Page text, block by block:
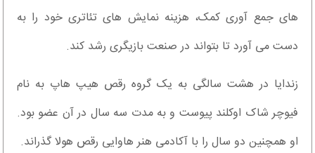
های جمع آوری کمک، هزینه نمایش های تئاتری خود را به
دست می آورد تا بتواند در صنعت بازیگری رشد کند.
زندایا در هشت سالگی به یک گروه رقص هیپ هاپ به نام
فیوچر شاک اوکلند پیوست و به مدت سه سال در آن عضو بود.
او همچنین دو سال را با آکادمی هنر هاوایی رقص هولا گذراند.